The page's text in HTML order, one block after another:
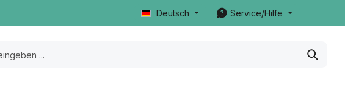
Deutsch Service/Hilfe